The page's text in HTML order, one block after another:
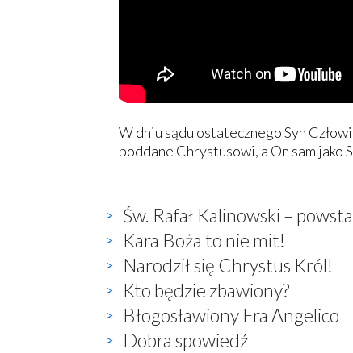
W dniu sądu ostatecznego Syn
poddane Chrystusowi, a On sam jako
Św. Rafał Kalinowski –
Kara Boża to nie mit!
Narodził się Chrystus Król!
Kto będzie zbawiony?
Błogosławiony Fra Angelico
Dobra spowiedź